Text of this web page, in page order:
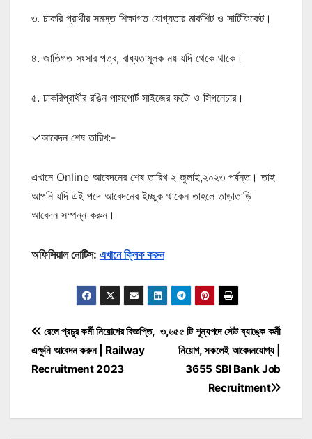
৩. চাকরি প্রার্থীর সমস্ত শিক্ষাগত যোগ্যতার মার্কশিট ও সার্টিফিকেট।
৪. জাতিগত সংসার পত্র, বাধ্যতামূলক নয় যদি থেকে থাকে।
৫. চাকরিপ্রার্থীর রঙিন পাসপোর্ট সাইজের ফটো ও সিগনেচার।
✓আবেদন শেষ তারিখ:-
এখানে Online আবেদনের শেষ তারিখ ২ জুলাই,২০২৩ পর্যন্ত। তাই
আপনি যদি এই পদে আবেদনের ইচ্ছুক থাকেন তাহলে তাড়াতাড়ি
আবেদন সম্পন্ন করুন।
অফিসিয়াল নোটিস: এখানে ক্লিক করুন
Post
navigation
৩,৬৫৫ টি শূন্যপদে স্টেট ব্যাঙ্কে কর্মী
নিয়োগ, সকলেই আবেদনযোগ্য |
3655 SBI Bank Job
Recruitment
রেলে প্রচুর কর্মী নিয়োগের বিজ্ঞপ্তি,
এক্ষুনি আবেদন করুন | Railway
Recruitment 2023